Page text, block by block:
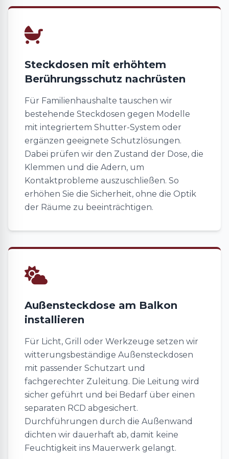
Steckdosen mit erhöhtem
Berührungsschutz nachrüsten
Für Familienhaushalte tauschen wir
bestehende Steckdosen gegen Modelle
mit integriertem Shutter-System oder
ergänzen geeignete Schutzlösungen.
Dabei prüfen wir den Zustand der Dose, die
Klemmen und die Adern, um
Kontaktprobleme auszuschließen. So
erhöhen Sie die Sicherheit, ohne die Optik
der Räume zu beeinträchtigen.
Außensteckdose am Balkon
installieren
Für Licht, Grill oder Werkzeuge setzen wir
witterungsbeständige Außensteckdosen
mit passender Schutzart und
fachgerechter Zuleitung. Die Leitung wird
sicher geführt und bei Bedarf über einen
separaten RCD abgesichert.
Durchführungen durch die Außenwand
dichten wir dauerhaft ab, damit keine
Feuchtigkeit ins Mauerwerk gelangt.